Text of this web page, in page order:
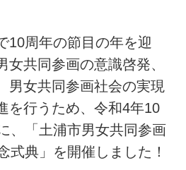
周年の節目の年を迎
女共同参画の意識啓発、
男女共同参画社会の実現
を行うため、令和4年10
、「土浦市男女共同参画
式典」を開催しました！